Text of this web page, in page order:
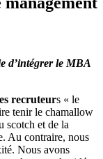
d’intégrer le MBA
recruteurs « le
tenir le chamallow
scotch et de la
Au contraire, nous
Nous avons